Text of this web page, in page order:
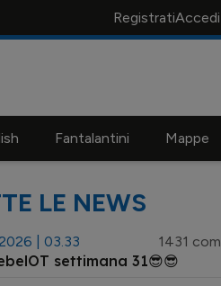
RegistratiAccedi
Fantalantini Mappe
LE NEWS
| 03.33 1431
settimana 31😎😎